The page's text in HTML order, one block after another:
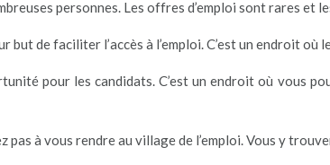
personnes. Les offres d’emploi sont rares
but de faciliter l’accès à l’emploi. C’est un endroit
pour les candidats. C’est un endroit où vous
pas à vous rendre au village de l’emploi. Vous y